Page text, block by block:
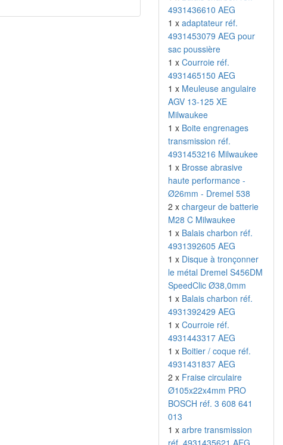
4931436610 AEG
1 x adaptateur réf.
4931453079 AEG pour
sac poussière
1 x Courroie réf.
4931465150 AEG
1 x Meuleuse angulaire
AGV 13-125 XE
Milwaukee
1 x Boite engrenages
transmission réf.
4931453216 Milwaukee
1 x Brosse abrasive
haute performance -
Ø26mm - Dremel 538
2 x chargeur de batterie
M28 C Milwaukee
1 x Balais charbon réf.
4931392605 AEG
1 x Disque à tronçonner
le métal Dremel S456DM
SpeedClic Ø38,0mm
1 x Balais charbon réf.
4931392429 AEG
1 x Courroie réf.
4931443317 AEG
1 x Boitier / coque réf.
4931431837 AEG
2 x Fraise circulaire
Ø105x22x4mm PRO
BOSCH réf. 3 608 641
013
1 x arbre transmission